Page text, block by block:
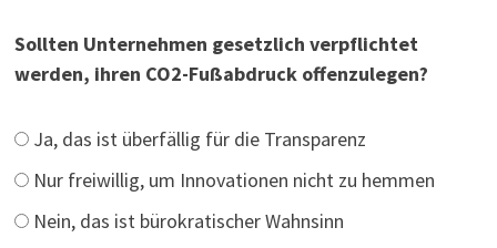
Sollten Unternehmen gesetzlich verpflichtet
werden, ihren CO2-Fußabdruck offenzulegen?
Ja, das ist überfällig für die Transparenz
Nur freiwillig, um Innovationen nicht zu hemmen
Nein, das ist bürokratischer Wahnsinn